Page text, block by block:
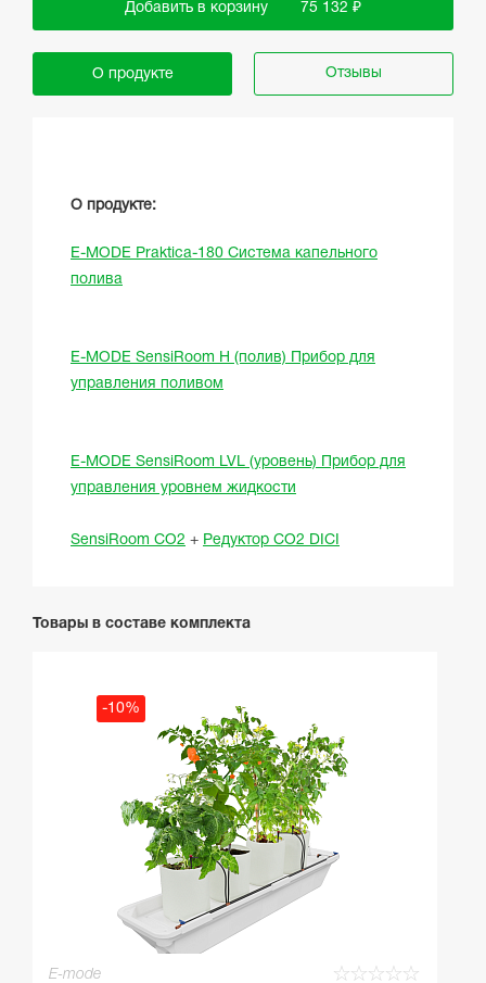
Добавить в корзину 75 132 ₽
О продукте Отзывы
О продукте:
E-MODE Praktica-180 Система капельного
полива
E-MODE SensiRoom H (полив) Прибор для
управления поливом
E-MODE SensiRoom LVL (уровень) Прибор для
управления уровнем жидкости
SensiRoom CO2 + Редуктор CO2 DICI
Товары в составе комплекта
-10%
E-mode ☆
☆
☆
☆
☆